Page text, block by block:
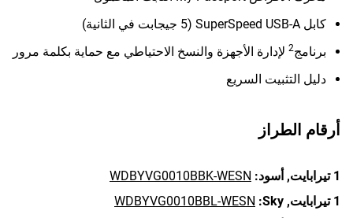
كابل SuperSpeed USB-A (5 جيجابت في الثانية)
برنامج2 لإدارة الأجهزة والنسخ الاحتياطي مع حماية بكلمة مرور
دليل التثبيت السريع
أرقام الطراز
1 تيرابايت, أسود: WDBYVG0010BBK-WESN
1 تيرابايت,
Sky:
WDBYVG0010BBL-WESN